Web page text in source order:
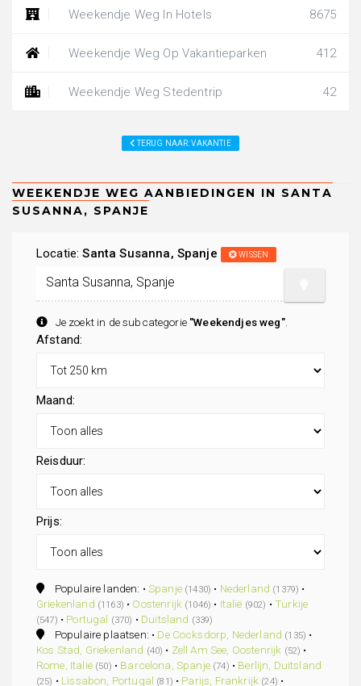
Weekendje Weg In Hotels 8675
Weekendje Weg Op Vakantieparken 412
Weekendje Weg Stedentrip 42
TERUG NAAR: VAKANTIE
Locatie:Santa Susanna, Spanje WISSEN
Je zoekt in de subcategorie "Weekendjes weg".
Afstand:
Maand:
Reisduur:
Prijs:
Populaire landen: •Spanje (1430) • Nederland (1379) •
Griekenland (1163) • Oostenrijk (1046) • Italië (902) • Turkije
(547) • Portugal (370) • Duitsland (339)
Populaire plaatsen: • De Cocksdorp, Nederland (135) •
Kos Stad, Griekenland (40) • Zell Am See, Oostenrijk (52) •
Rome, Italië (50) • Barcelona, Spanje (74) • Berlijn, Duitsland
(25) • Lissabon, Portugal (81) • Parijs, Frankrijk (24) •